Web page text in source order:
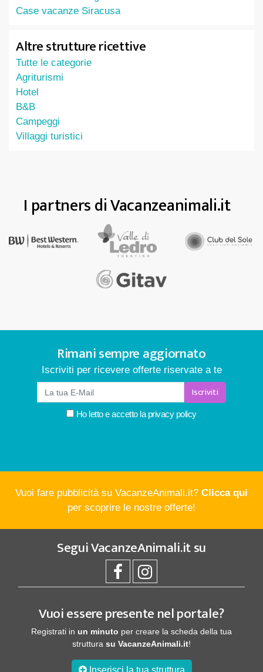
Case vacanze Siracusa
Altre strutture ricettive
Tutte le categorie
Agriturismi
Hotel
B&B
Campeggi
Villaggi turistici
I partners di Vacanzeanimali.it
Rimani sempre aggiornato
Iscriviti per ricevere offerte riservate a te
Iscriviti
Ho letto e accetto laprivacy policy
Vuoi fare pubblicità su VacanzeAnimali.it? Clicca qui
per scoprire le nostre offerte!
SeguiVacanzeAnimali.itsu
Vuoi essere presente nel portale?
Registrati in un minuto per creare la scheda della tua
struttura su VacanzeAnimali.it!